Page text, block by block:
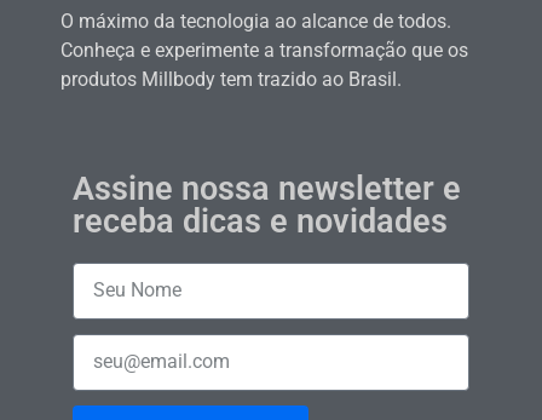
O máximo da tecnologia ao alcance de todos.
Conheça e experimente a transformação que os
produtos Millbody tem trazido ao Brasil.
Assine nossa newsletter e
receba dicas e novidades